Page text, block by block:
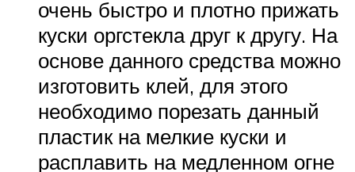
очень быстро и плотно прижать
куски оргстекла друг к другу. На
основе данного средства можно
изготовить клей, для этого
необходимо порезать данный
пластик на мелкие куски и
расплавить на медленном огне